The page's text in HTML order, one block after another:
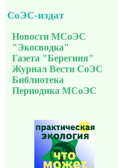
СоЭС-издат
Новости МСоЭС
"Экосводка"
Газета "Берегиня"
Журнал Вести СоЭС
Библиотека
Периодика МСоЭС